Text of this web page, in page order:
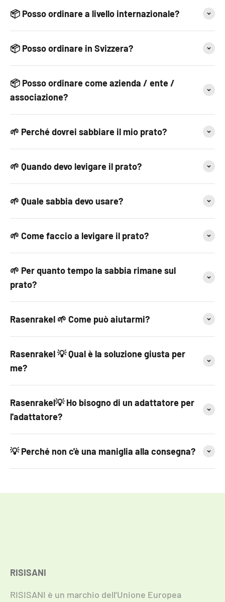
📦 Posso ordinare a livello internazionale?
📦 Posso ordinare in Svizzera?
📦 Posso ordinare come azienda / ente /
associazione?
🌱 Perché dovrei sabbiare il mio prato?
🌱 Quando devo levigare il prato?
🌱 Quale sabbia devo usare?
🌱 Come faccio a levigare il prato?
🌱 Per quanto tempo la sabbia rimane sul
prato?
Rasenrakel 🌱 Come può aiutarmi?
Rasenrakel 💡 Qual è la soluzione giusta per
me?
Rasenrakel💡 Ho bisogno di un adattatore per
l'adattatore?
💡 Perché non c'è una maniglia alla consegna?
RISISANI
RISISANI è un marchio dell'Unione Europea